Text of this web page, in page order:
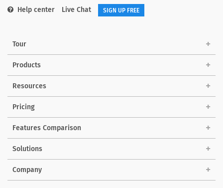
Help center Live Chat SIGN UP FREE
Tour
Products
Resources
Pricing
Features Comparison
Solutions
Company